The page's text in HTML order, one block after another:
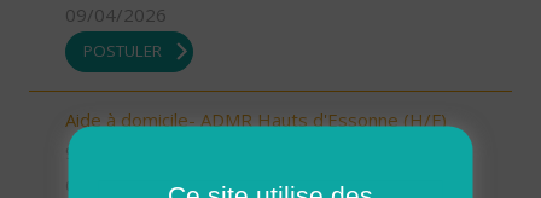
09/04/2026
POSTULER
Aide à domicile- ADMR Hauts d'Essonne (H/F)
91 - Essonne